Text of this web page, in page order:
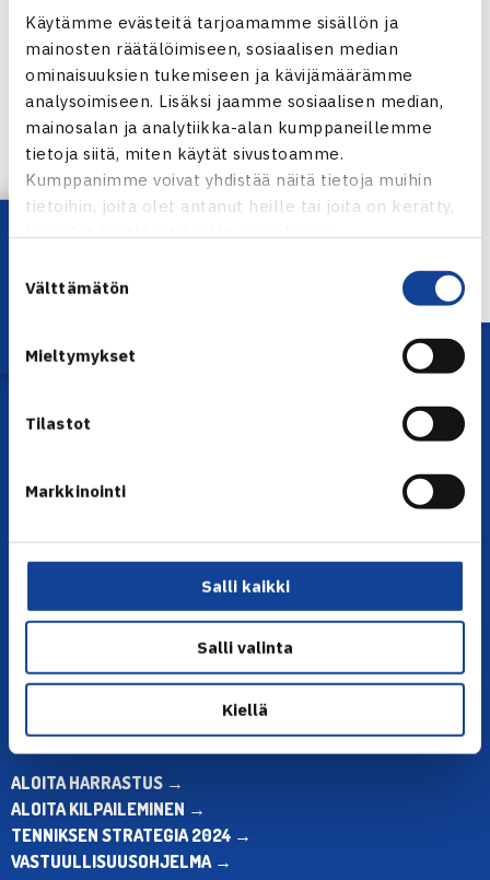
Käytämme evästeitä tarjoamamme sisällön ja
mainosten räätälöimiseen, sosiaalisen median
ominaisuuksien tukemiseen ja kävijämäärämme
analysoimiseen. Lisäksi jaamme sosiaalisen median,
mainosalan ja analytiikka-alan kumppaneillemme
tietoja siitä, miten käytät sivustoamme.
Kumppanimme voivat yhdistää näitä tietoja muihin
tietoihin, joita olet antanut heille tai joita on kerätty,
valinta
Välttämätön
Mieltymykset
Tilastot
Markkinointi
Salli kaikki
Salli valinta
Kiellä
Jaa:
← Edellinen
Lataa OmaTennis!
Olympiastadion, Paavo Nurmen tie 1, 00250 Helsinki
Toimiston puhelinajat:
Muina aikoina olkaa yhteydessä
KAIKKI YHTEYSTIEDOT →
ALOITA HARRASTUS →
ALOITA KILPAILEMINEN →
TENNIKSEN STRATEGIA 2024 →
VASTUULLISUUSOHJELMA →